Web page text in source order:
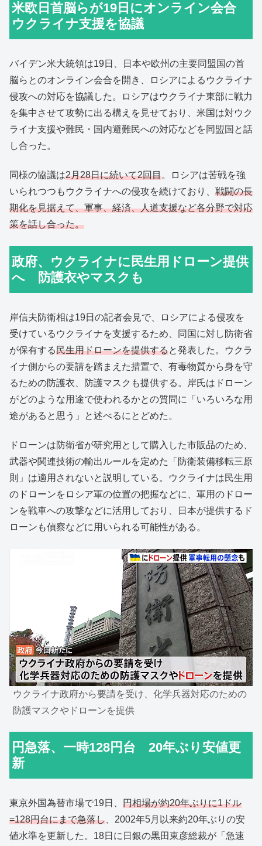
米欧日首脳らが19日にオンライン会合
ウクライナ支援を協議
バイデン米大統領は19日、日本や欧州の主要同盟国の首
脳らとのオンライン会合を開き、ロシアによるウクライナ
侵攻への対応を協議した。ロシアはウクライナ東部に戦力
を集中させて攻勢に出る構えを見せており、米国は対ウク
ライナ支援や難民・国内避難民への対応などを同盟国と話
し合った。
同様の協議は2月28日に続いて2回目。ロシアは苦戦を強
いられつつもウクライナへの侵攻を続けており、 戦闘の長
期化を見据えて、軍事、経済、人道支援など各分野で対応
策を話し合った。
政府、ウクライナに民生用ドローン提供
へ 防護衣やマスクも
岸信夫防衛相は19日の記者会見で、ロシアによる侵攻を
受けているウクライナを支援するため、同国に対し防衛省
が保有する民生用ドローンを提供すると発表した。ウクラ
イナ側からの要請を踏まえた措置で、有毒物質から身を守
るための防護衣、防護マスクも提供する。岸氏はドローン
がどのような用途で使われるかとの質問に「いろいろな用
途があると思う」と述べるにとどめた。
ドローンは防衛省が研究用として購入した市販品のため、
武器や関連技術の輸出ルールを定めた「防衛装備移転三原
則」は適用されないと説明している。ウクライナは民生用
のドローンをロシア軍の位置の把握などに、軍用のドロー
ンを戦車への攻撃などに活用しており、日本が提供するド
ローンも偵察などに用いられる可能性がある。
ウクライナ政府から要請を受け、化学兵器対応のための
防護マスクやドローンを提供
円急落、一時128円台 20年ぶり安値更
新
東京外国為替市場で19日、 円相場が約20年ぶりに1ドル
=128円台にまで急落し 、2002年5月以来約20年ぶりの安
値水準を更新した。18日に日銀の黒田東彦総裁が「急速